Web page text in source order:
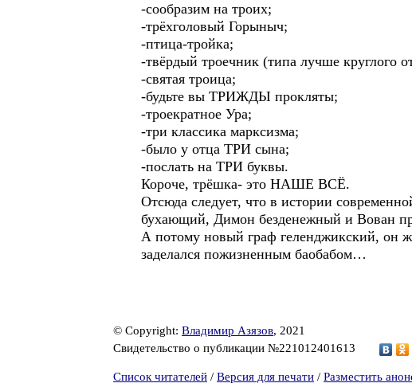
-сообразим на троих;
-трёхголовый Горыныч;
-птица-тройка;
-твёрдый троечник (типа лучше круглого
-святая троица;
-будьте вы ТРИЖДЫ прокляты;
-троекратное Ура;
-три классика марксизма;
-было у отца ТРИ сына;
-послать на ТРИ буквы.
Короче, трёшка- это НАШЕ ВСЁ.
Отсюда следует, что в истории
бухающий, Димон безденежный и Вован
А потому новый граф геленджикский, он
заделался пожизненным баобабом…
© Copyright: Владимир Азязов, 2021
Свидетельство о публикации №221012401613
Список читателей / Версия для печати / Разместить